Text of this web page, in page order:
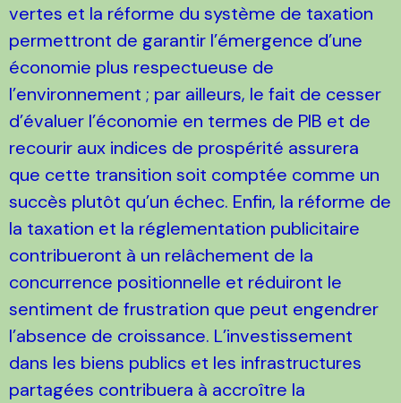
vertes et la réforme du système de taxation
permettront de garantir l’émergence d’une
économie plus respectueuse de
l’environnement ; par ailleurs, le fait de cesser
d’évaluer l’économie en termes de PIB et de
recourir aux indices de prospérité assurera
que cette transition soit comptée comme un
succès plutôt qu’un échec. Enfin, la réforme de
la taxation et la réglementation publicitaire
contribueront à un relâchement de la
concurrence positionnelle et réduiront le
sentiment de frustration que peut engendrer
l’absence de croissance. L’investissement
dans les biens publics et les infrastructures
partagées contribuera à accroître la